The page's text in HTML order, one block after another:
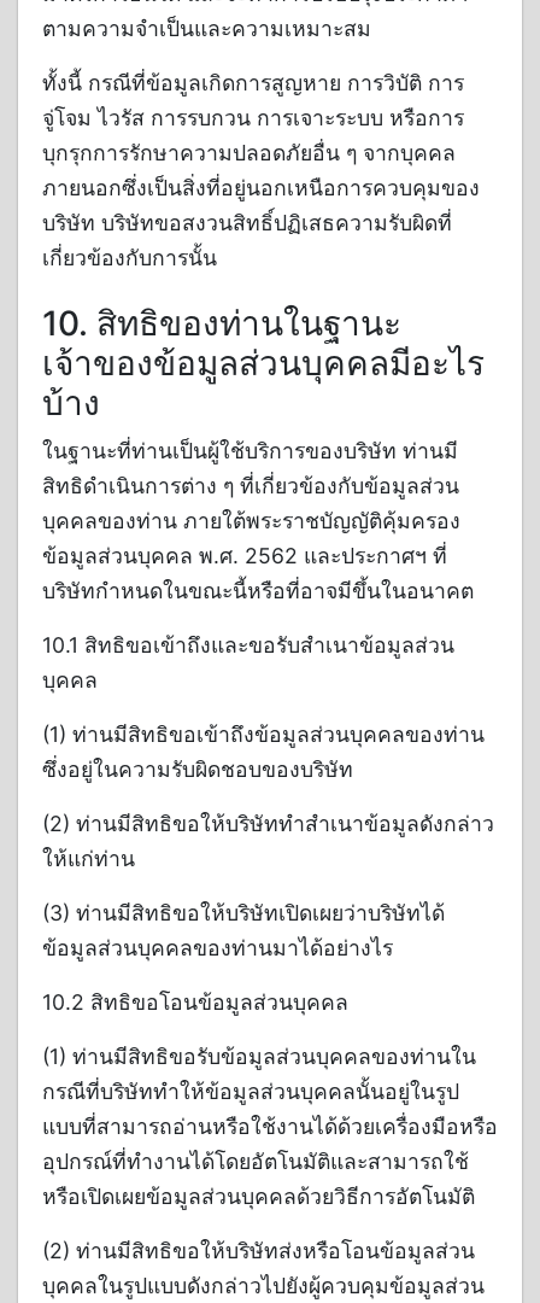
ตามความจำเป็นและความเหมาะสม
ทั้งนี้ กรณีที่ข้อมูลเกิดการสูญหาย การวิบัติ การ
จู่โจม ไวรัส การรบกวน การเจาะระบบ หรือการ
บุกรุกการรักษาความปลอดภัยอื่น ๆ จากบุคคล
ภายนอกซึ่งเป็นสิ่งที่อยู่นอกเหนือการควบคุมของ
บริษัท บริษัทขอสงวนสิทธิ์ปฏิเสธความรับผิดที่
เกี่ยวข้องกับการนั้น
10. สิทธิของท่านในฐานะ
เจ้าของข้อมูลส่วนบุคคลมีอะไร
บ้าง
ในฐานะที่ท่านเป็นผู้ใช้บริการของบริษัท ท่านมี
สิทธิดำเนินการต่าง ๆ ที่เกี่ยวข้องกับข้อมูลส่วน
บุคคลของท่าน ภายใต้พระราชบัญญัติคุ้มครอง
ข้อมูลส่วนบุคคล พ.ศ. 2562 และประกาศฯ ที่
บริษัทกำหนดในขณะนี้หรือที่อาจมีขึ้นในอนาคต
10.1 สิทธิขอเข้าถึงและขอรับสำเนาข้อมูลส่วน
บุคคล
(1) ท่านมีสิทธิขอเข้าถึงข้อมูลส่วนบุคคลของท่าน
ซึ่งอยู่ในความรับผิดชอบของบริษัท
(2) ท่านมีสิทธิขอให้บริษัททำสำเนาข้อมูลดังกล่าว
ให้แก่ท่าน
(3) ท่านมีสิทธิขอให้บริษัทเปิดเผยว่าบริษัทได้
ข้อมูลส่วนบุคคลของท่านมาได้อย่างไร
10.2 สิทธิขอโอนข้อมูลส่วนบุคคล
(1) ท่านมีสิทธิขอรับข้อมูลส่วนบุคคลของท่านใน
กรณีที่บริษัททำให้ข้อมูลส่วนบุคคลนั้นอยู่ในรูป
แบบที่สามารถอ่านหรือใช้งานได้ด้วยเครื่องมือหรือ
อุปกรณ์ที่ทำงานได้โดยอัตโนมัติและสามารถใช้
หรือเปิดเผยข้อมูลส่วนบุคคลด้วยวิธีการอัตโนมัติ
(2) ท่านมีสิทธิขอให้บริษัทส่งหรือโอนข้อมูลส่วน
บุคคลในรูปแบบดังกล่าวไปยังผู้ควบคุมข้อมูลส่วน